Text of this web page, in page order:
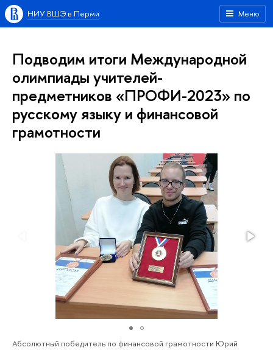
Меню
НИУ ВШЭ в Перми
Подводим итоги Международной
олимпиады учителей-
предметников «ПРОФИ-2023» по
русскому языку и финансовой
грамотности
Абсолютный победитель по финансовой грамотности Юрий